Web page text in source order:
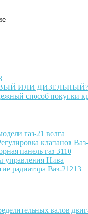
ИЛИ ДИЗЕЛЬНЫЙ?
способ покупки
газ-21 волга
клапанов
панель газ 3110
управления Нива
радиатора Ваз-21213
валов